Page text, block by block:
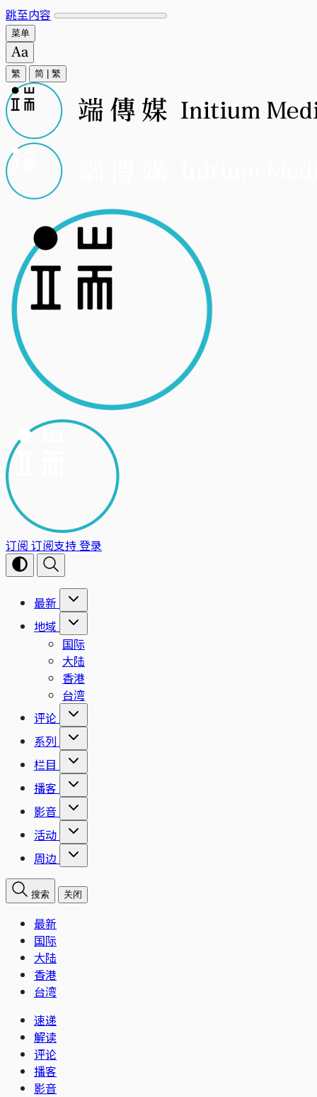
跳至内容
菜单
繁 简 繁
订阅 订阅支持登录
最新
地域
国际
大陆
香港
台湾
评论
系列
栏目
播客
影音
活动
周边
搜索 关闭
最新
国际
大陆
香港
台湾
速递
解读
评论
播客
影音